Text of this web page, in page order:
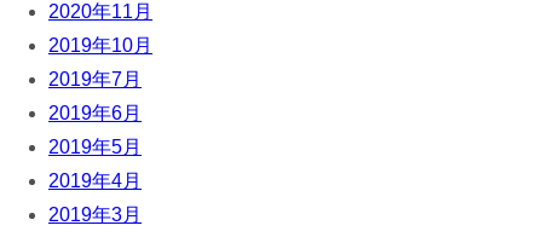
2020年11月
2019年10月
2019年7月
2019年6月
2019年5月
2019年4月
2019年3月